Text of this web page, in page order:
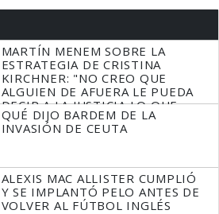
MARTÍN MENEM SOBRE LA
ESTRATEGIA DE CRISTINA
KIRCHNER: "NO CREO QUE
ALGUIEN DE AFUERA LE PUEDA
DECIR A LA JUSTICIA LO QUE
TIENE QUE HACER"
QUÉ DIJO BARDEM DE LA
INVASIÓN DE CEUTA
ALEXIS MAC ALLISTER CUMPLIÓ
Y SE IMPLANTÓ PELO ANTES DE
VOLVER AL FÚTBOL INGLÉS